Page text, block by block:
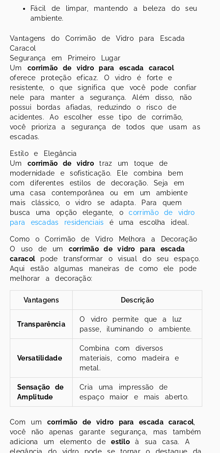
Fácil de limpar, mantendo a beleza do seu
ambiente.
Vantagens do Corrimão de Vidro para Escada
Caracol
Segurança em Primeiro Lugar
Um corrimão de vidro para escada caracol
oferece proteção eficaz. O vidro é forte e
resistente, o que significa que você pode confiar
nele para manter a segurança. Além disso, não
possui bordas afiadas, reduzindo o risco de
acidentes. Ao escolher esse tipo de corrimão,
você prioriza a segurança de todos que usam as
escadas.
Estilo e Elegância
Um corrimão de vidro traz um toque de
modernidade e sofisticação. Ele combina bem
com diferentes estilos de decoração. Seja em
uma casa contemporânea ou em um ambiente
mais clássico, o vidro se adapta. Para quem
busca uma opção elegante, ocorrimão de vidro
para escadas residenciais é uma escolha ideal.
Como o Corrimão de Vidro Melhora a Decoração
O uso de um corrimão de vidro para escada
caracolpode transformar o visual do seu espaço.
Aqui estão algumas maneiras de como ele pode
melhorar a decoração:
Vantagens Descrição
Transparência
O vidro permite que a luz
passe, iluminando o ambiente.
Versatilidade
Combina com diversos
materiais, como madeira e
metal.
Sensação de
Amplitude
Cria uma impressão de
espaço maior e mais aberto.
Com umcorrimão de vidro para escada caracol,
você não apenas garante segurança, mas também
adiciona um elemento deestilo à sua casa. A